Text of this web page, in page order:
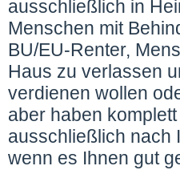
ausschließlich in
Menschen mit
BU/EU-Renter,
Haus zu verlassen
verdienen wollen
aber haben
ausschließlich nach
wenn es Ihnen gut